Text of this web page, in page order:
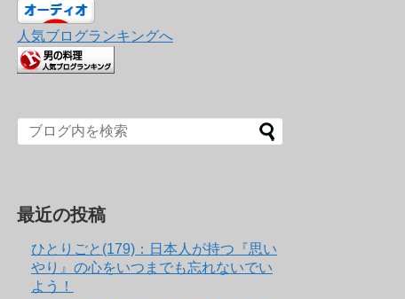
人気ブログランキングへ
最近の投稿
ひとりごと(179)：日本人が持つ『思い
やり』の心をいつまでも忘れないでい
よう！